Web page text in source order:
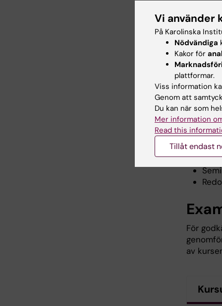
Kursen
och
kursen
ingår i
För
av
Vi använder
På Karolinska
Nödvändiga
Kakor för
plattformar.
Viss information
Genom att
Du kan när som
Mer information
Read this
Tillåt endast